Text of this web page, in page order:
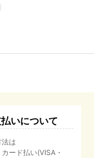
いについて
は
ード払い(VISA・